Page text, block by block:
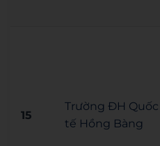
15
Trường ĐH Quốc
tế Hồng Bàng